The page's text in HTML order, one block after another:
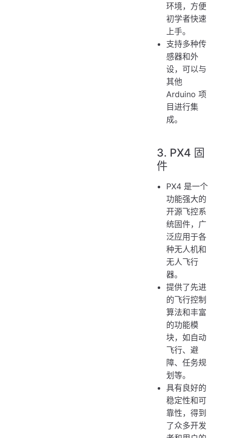
环境，方便
初学者快速
上手。
支持多种传
感器和外
设，可以与
其他
Arduino 项
目进行集
成。
3. PX4 固
件
PX4 是一个
功能强大的
开源飞控系
统固件，广
泛应用于各
种无人机和
无人飞行
器。
提供了先进
的飞行控制
算法和丰富
的功能模
块，如自动
飞行、避
障、任务规
划等。
具有良好的
稳定性和可
靠性，得到
了众多开发